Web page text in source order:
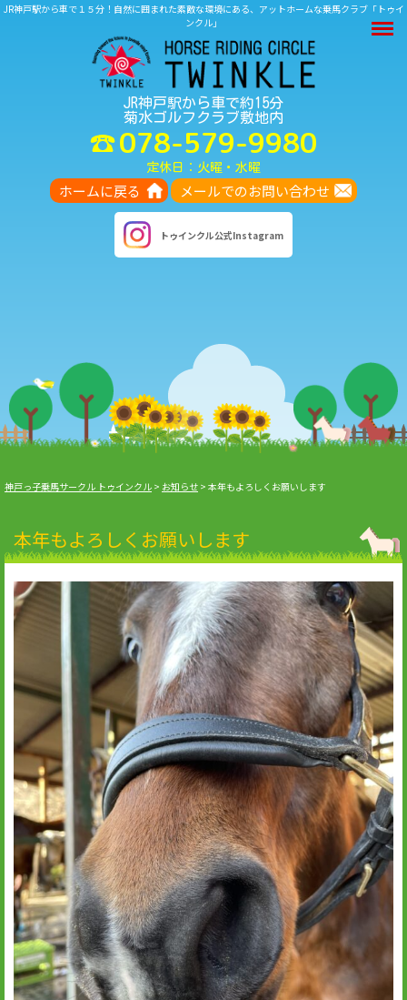
JR神戸駅から車で１５分！自然に囲まれた素敵な環境にある、アットホームな乗馬クラブ「トゥイ
ンクル」
JR神戸駅から車で約15分
菊水ゴルフクラブ敷地内
078-579-9980
定休日：火曜・水曜
ホームに戻る メールでのお問い合わせ
トゥインクル公式Instagram
神戸っ子乗馬サークル トゥインクル > お知らせ > 本年もよろしくお願いします
本年もよろしくお願いします